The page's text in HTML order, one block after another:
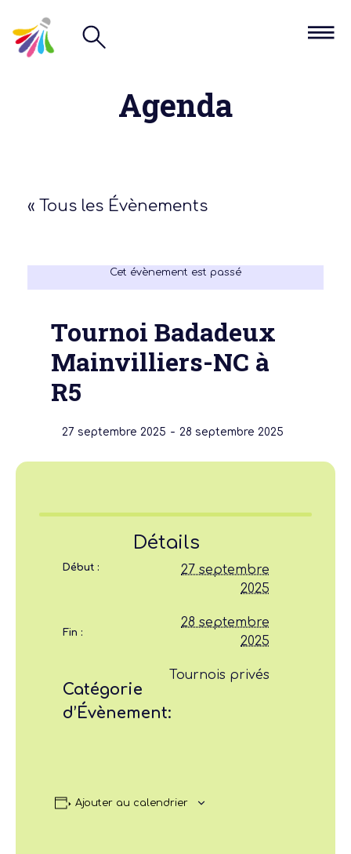
Agenda
« Tous les Évènements
Cet évènement est passé
Tournoi Badadeux
Mainvilliers-NC à
R5
27 septembre 2025 - 28 septembre 2025
Détails
Début :
27 septembre
2025
Fin :
28 septembre
2025
Catégorie
d’Évènement:
Tournois privés
Ajouter au calendrier